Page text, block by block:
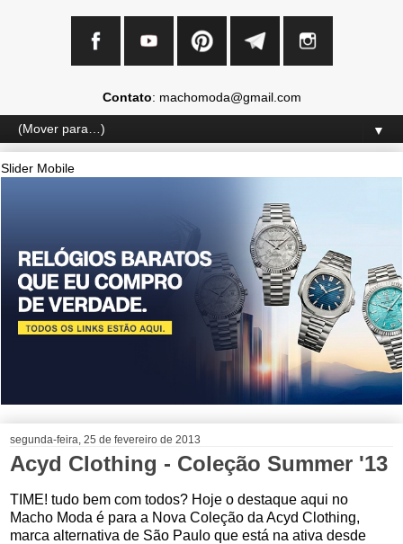
Contato: machomoda@gmail.com
▼
Slider Mobile
segunda-feira, 25 de fevereiro de 2013
Acyd Clothing - Coleção Summer '13
TIME! tudo bem com todos? Hoje o destaque aqui no
Macho Moda é para a Nova Coleção da Acyd Clothing,
marca alternativa de São Paulo que está na ativa desde